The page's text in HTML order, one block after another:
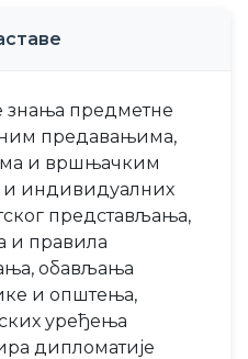
знања предметне
предавањима,
и вршњачким
и индивидуалних
представљања,
и правила
обављања
и општења,
уређења
дипломатије